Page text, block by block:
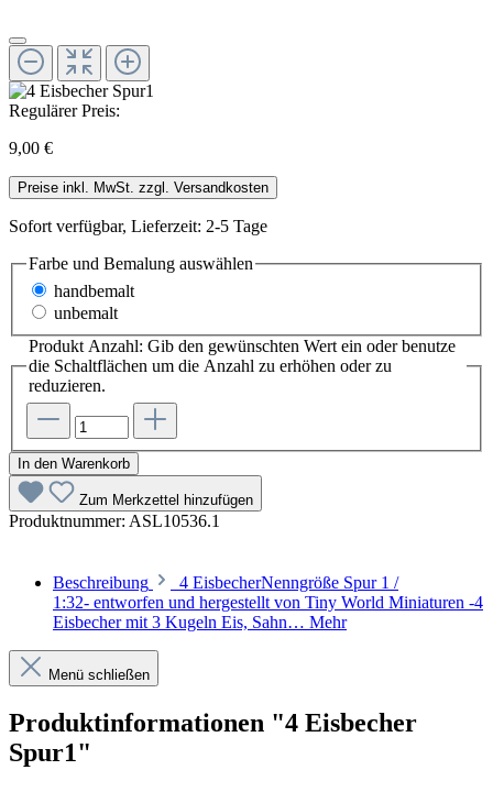
Regulärer Preis:
9,00 €
Preise inkl. MwSt. zzgl. Versandkosten
Sofort verfügbar, Lieferzeit: 2-5 Tage
Farbe und Bemalung auswählen
handbemalt
unbemalt
Produkt Anzahl: Gib den gewünschten Wert ein oder benutze
die Schaltflächen um die Anzahl zu erhöhen oder zu
reduzieren.
In den Warenkorb
Zum Merkzettel hinzufügen
Produktnummer: ASL10536.1
Beschreibung
4 EisbecherNenngröße Spur 1 /
1:32- entworfen und hergestellt von Tiny World Miniaturen -4
Eisbecher mit 3 Kugeln Eis, Sahn… Mehr
Menü schließen
Produktinformationen "4 Eisbecher
Spur1"